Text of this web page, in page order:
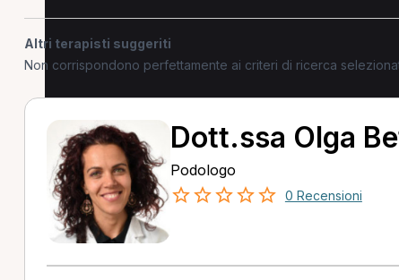
Altri terapisti suggeriti
Non corrispondono perfettamente ai criteri di ricerca
Dott.ssa Olga
Podologo
0 Recensioni